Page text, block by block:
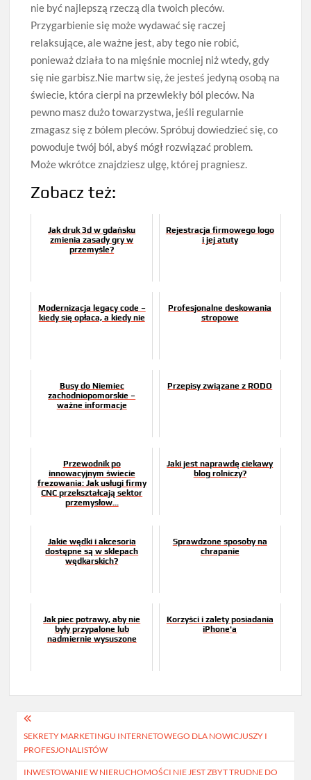
nie być najlepszą rzeczą dla twoich pleców.
Przygarbienie się może wydawać się raczej
relaksujące, ale ważne jest, aby tego nie robić,
ponieważ działa to na mięśnie mocniej niż wtedy, gdy
się nie garbisz.Nie martw się, że jesteś jedyną osobą na
świecie, która cierpi na przewlekły ból pleców. Na
pewno masz dużo towarzystwa, jeśli regularnie
zmagasz się z bólem pleców. Spróbuj dowiedzieć się, co
powoduje twój ból, abyś mógł rozwiązać problem.
Może wkrótce znajdziesz ulgę, której pragniesz.
Zobacz też:
Jak druk 3d w gdańsku
zmienia zasady gry w
przemyśle?
Rejestracja firmowego logo
i jej atuty
Modernizacja legacy code –
kiedy się opłaca, a kiedy nie
Profesjonalne deskowania
stropowe
Busy do Niemiec
zachodniopomorskie –
ważne informacje
Przepisy związane z RODO
Przewodnik po
innowacyjnym świecie
frezowania: Jak usługi firmy
CNC przekształcają sektor
przemysłow...
Jaki jest naprawdę ciekawy
blog rolniczy?
Jakie wędki i akcesoria
dostępne są w sklepach
wędkarskich?
Sprawdzone sposoby na
chrapanie
Jak piec potrawy, aby nie
były przypalone lub
nadmiernie wysuszone
Korzyści i zalety posiadania
iPhone'a
Nawigacja
wpisu
SEKRETY MARKETINGU INTERNETOWEGO DLA NOWICJUSZY I
PROFESJONALISTÓW
INWESTOWANIE W NIERUCHOMOŚCI NIE JEST ZBYT TRUDNE DO